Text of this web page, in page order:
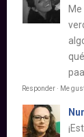
Responder · Me